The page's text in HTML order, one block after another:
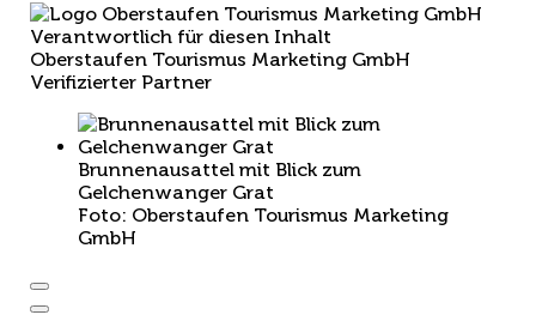
Verantwortlich für diesen Inhalt
Oberstaufen Tourismus Marketing GmbH
Verifizierter Partner
Brunnenausattel mit Blick zum
Gelchenwanger Grat
Foto: Oberstaufen Tourismus Marketing
GmbH